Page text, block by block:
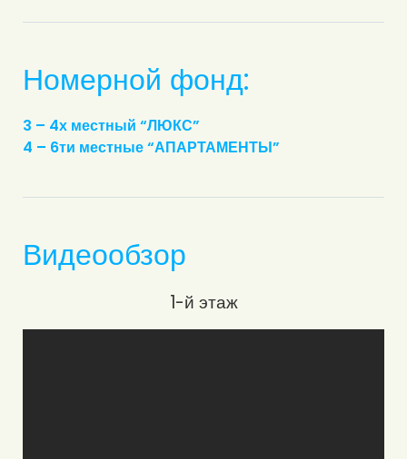
Номерной фонд:
3 – 4х местный “ЛЮКС”
4 – 6ти местные “АПАРТАМЕНТЫ”
Видеообзор
1-й этаж